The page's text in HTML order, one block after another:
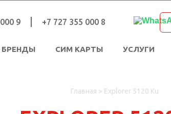
9 +7 727 355 000 8
БРЕНДЫ СИМ КАРТЫ УСЛУГИ
Главная > Explorer 5120 Ku